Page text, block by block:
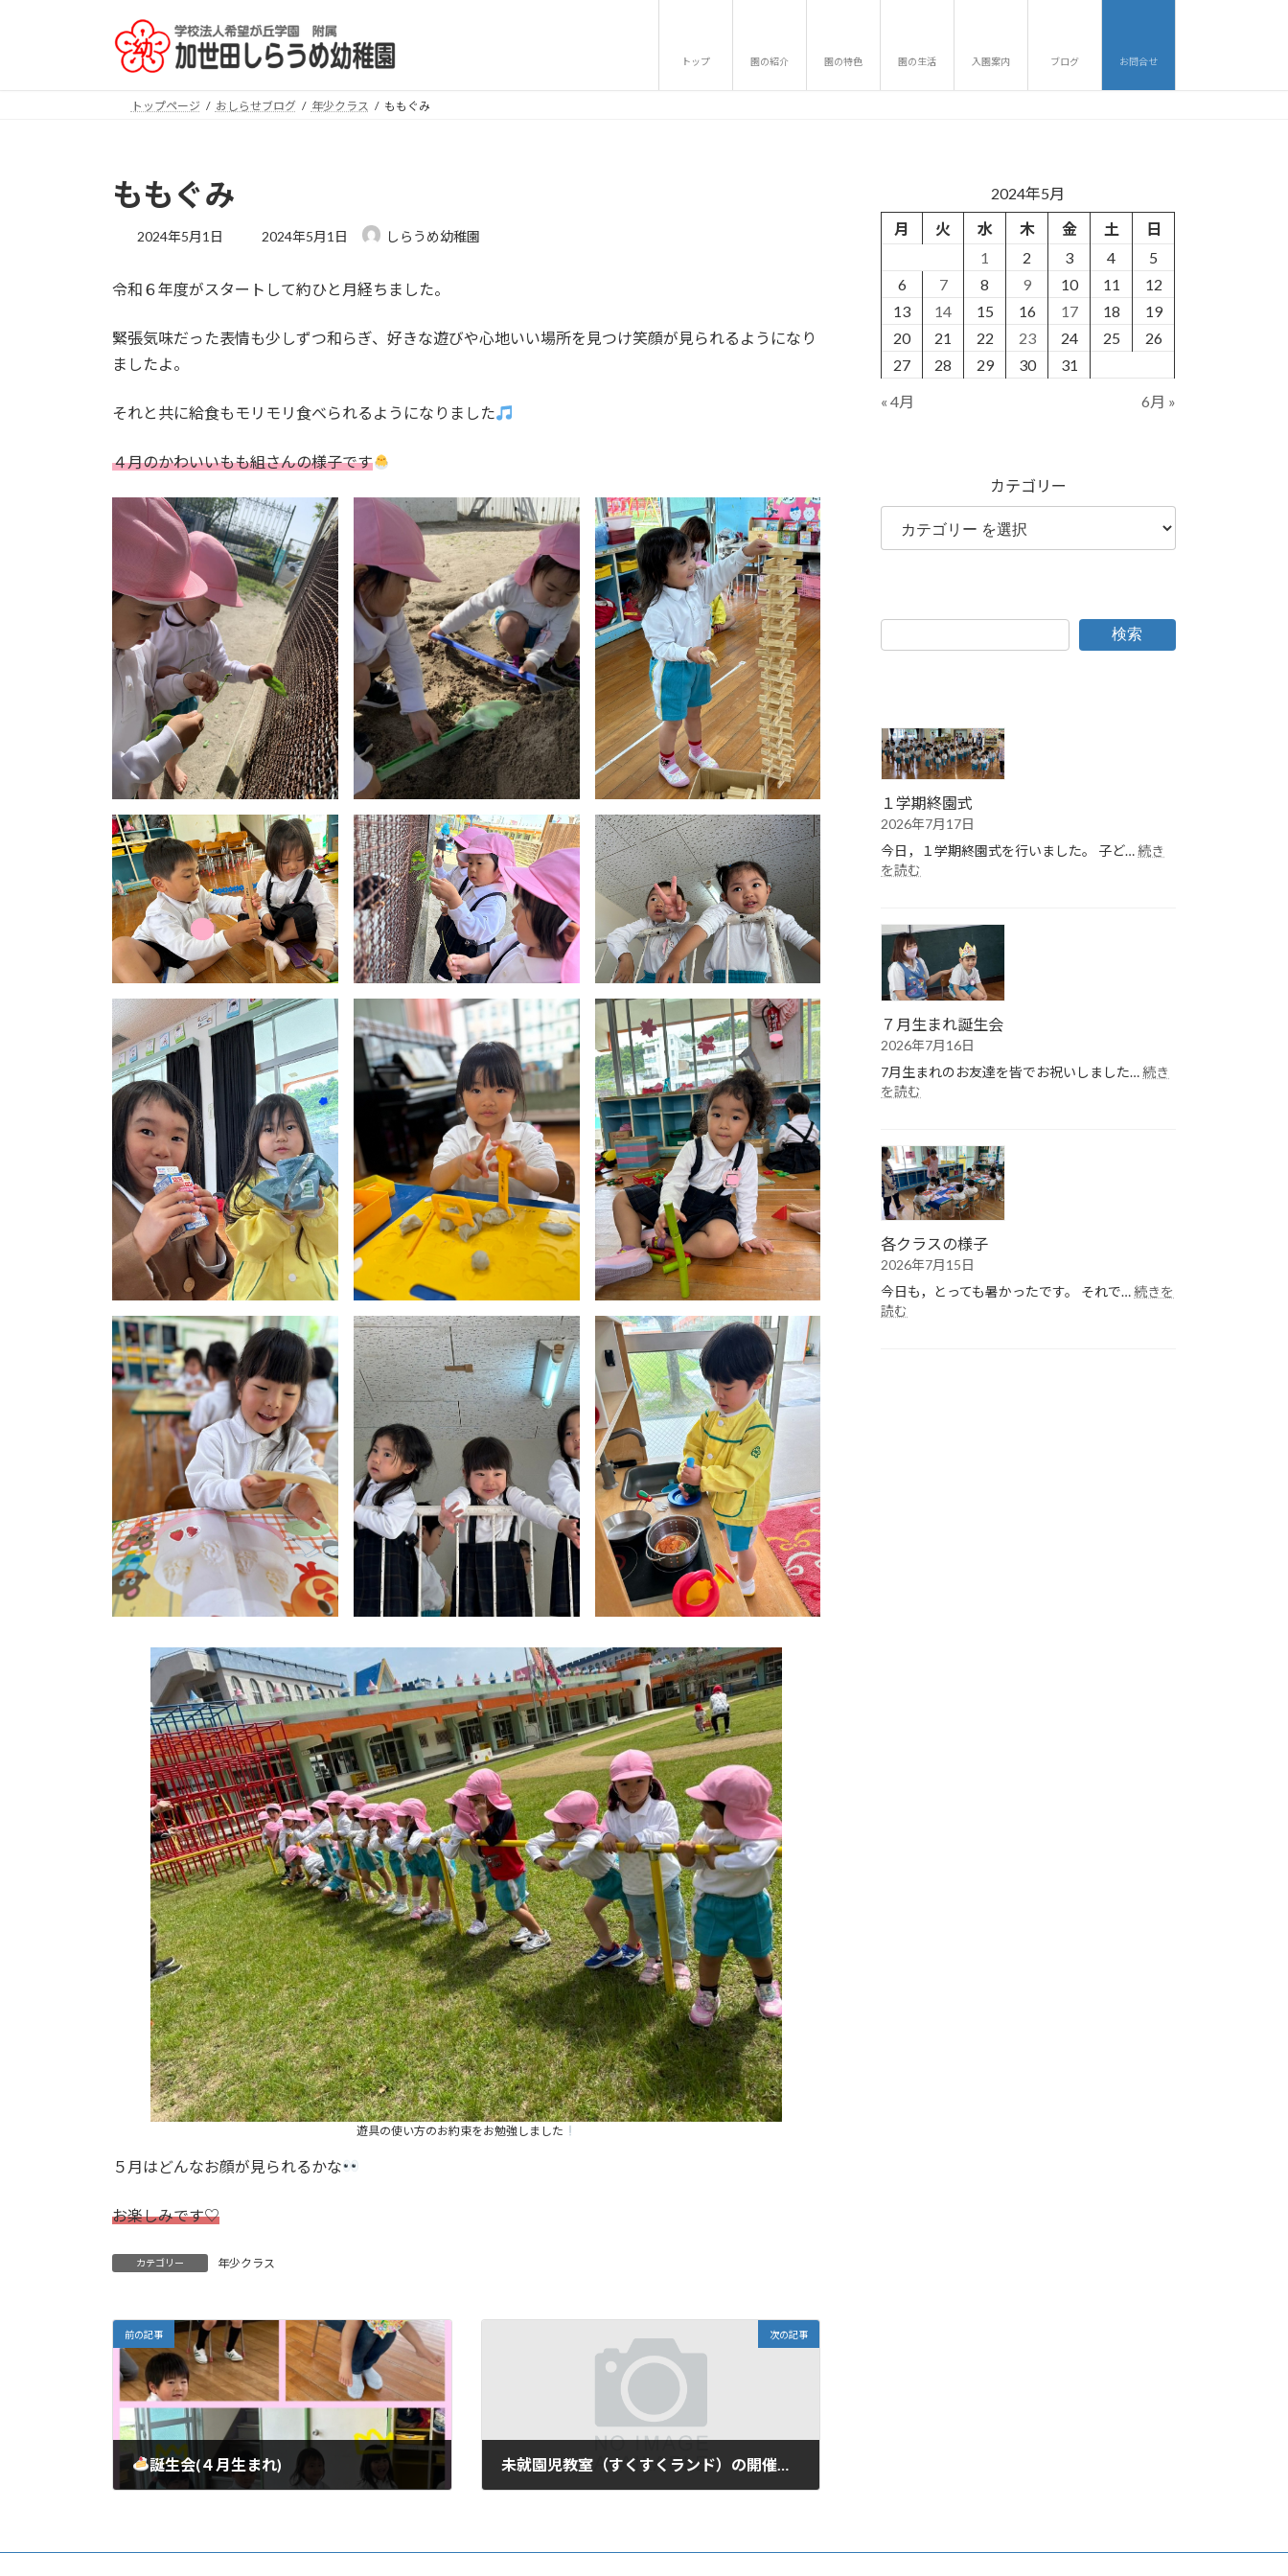
トップ 園の紹介 園の特色 園の生活 入園案内 ブログ お問合せ
トップページ おしらせブログ 年少クラス ももぐみ
ももぐみ
2024年5月1日
最
新
時
:
2024年5月1日 しらうめ幼稚園
令和６年度がスタートして約ひと月経ちました。
緊張気味だった表情も少しずつ和らぎ、好きな遊びや心地いい場所を見つけ笑顔が見られるようになり
ましたよ。
それと共に給食もモリモリ食べられるようになりました
４月のかわいいもも組さんの様子です
遊具の使い方のお約束をお勉強しました
５月はどんなお顔が見られるかな
お楽しみです♡
カテゴリー 年少クラス
前の記事
誕生会(４月生まれ)
次の記事
未就園児教室（すくすくランド）の開催について
2024年5月
月
火 水 木 金 土
日
1
2 3 4
5
6
7 8 9 10 11
12
13
14 15 16 17 18
19
20
21 22 23 24 25
26
27
28 29 30 31
« 4月 6月 »
カテゴリー
検索
１学期終園式
2026年7月17日
今日，１学期終園式を行いました。 子ど…続き
を読む
期
園
式
７月生まれ誕生会
2026年7月16日
7月生まれのお友達を皆でお祝いしました…続き
を読む
生
ま
れ
誕
生
会
各クラスの様子
2026年7月15日
今日も，とっても暑かったです。 それで…続きを
読む